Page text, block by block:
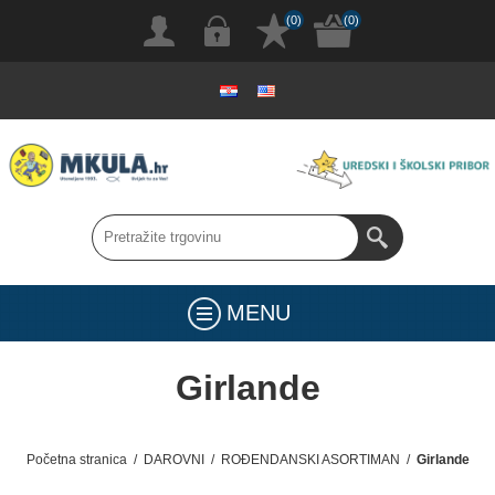
(0) (0)
MENU
Girlande
Početna stranica / DAROVNI / ROĐENDANSKI ASORTIMAN / Girlande